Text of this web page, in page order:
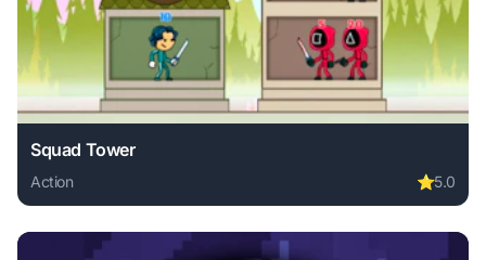
Squad Tower
Action ⭐5.0
Play Squad Tower online free. action game, no download